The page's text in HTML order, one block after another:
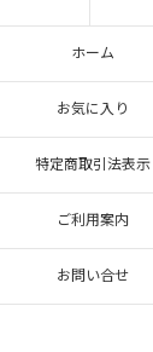
ホーム
お気に入り
特定商取引法表示
ご利用案内
お問い合せ